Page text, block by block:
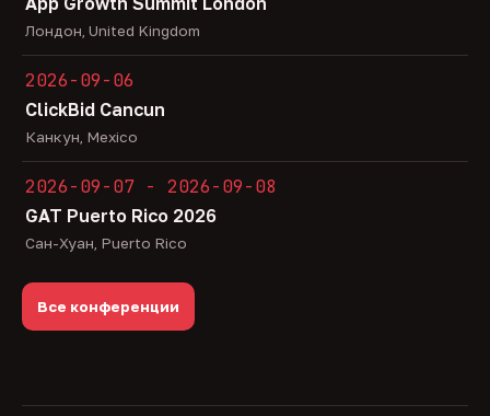
Лондон, United Kingdom
2026-09-06
ClickBid Cancun
Канкун, Mexico
2026-09-07 - 2026-09-08
GAT Puerto Rico 2026
Сан-Хуан, Puerto Rico
Все конференции